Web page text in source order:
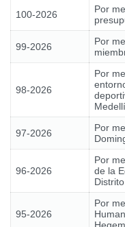
100-2026
Por
99-2026
Por
98-2026
Por
97-2026
Por
96-2026
Por
de la
95-2026
Por